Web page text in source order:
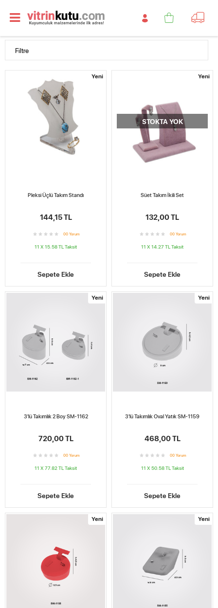
Filtre
Yeni
Pleksi Üçlü Takım Standı
144,15 TL
00 Yorum
11 X 15.58 TL Taksit
Sepete Ekle
Yeni
STOKTA YOK
Süet Takım İkili Set
132,00 TL
00 Yorum
11 X 14.27 TL Taksit
Sepete Ekle
Yeni
3'lü Takımlık 2 Boy SM-1162
720,00 TL
00 Yorum
11 X 77.82 TL Taksit
Sepete Ekle
Yeni
3'lü Takımlık Oval Yatık SM-1159
468,00 TL
00 Yorum
11 X 50.58 TL Taksit
Sepete Ekle
Yeni Yeni